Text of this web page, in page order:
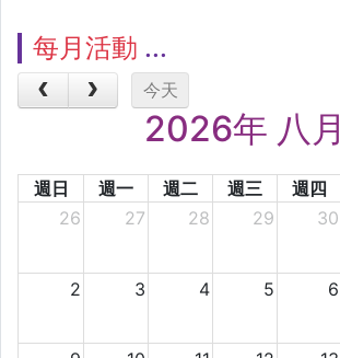
每月活動
今天
2026年 八月
週日 週一 週二 週三 週四
26
27 28 29 30
2 3 4 5 6